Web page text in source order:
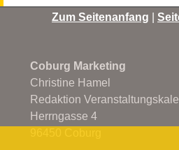
Zum Seitenanfang |
Coburg Marketing
Christine Hamel
Redaktion
Herrngasse 4